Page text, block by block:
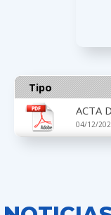
Tipo
ACTA
04/12/